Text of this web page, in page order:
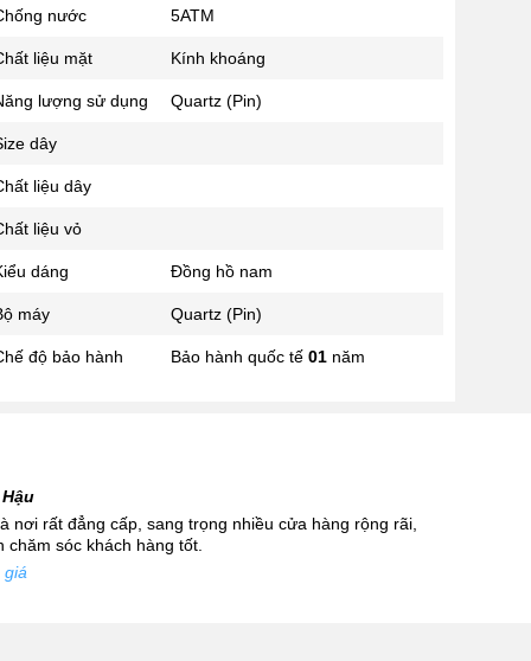
Số 28 Chùa Thông - Sơn Tây -
nước 5ATM
liệu mặt Kính khoáng
lượng sử dụng Quartz (Pin)
dây
liệu dây
liệu vỏ
dáng Đồng hồ nam
máy Quartz (Pin)
độ bảo hành Bảo hành quốc tế 01năm
nơi rất đẳng cấp, sang trọng nhiều cửa hàng rộng rãi,
chăm sóc khách hàng tốt.
giá